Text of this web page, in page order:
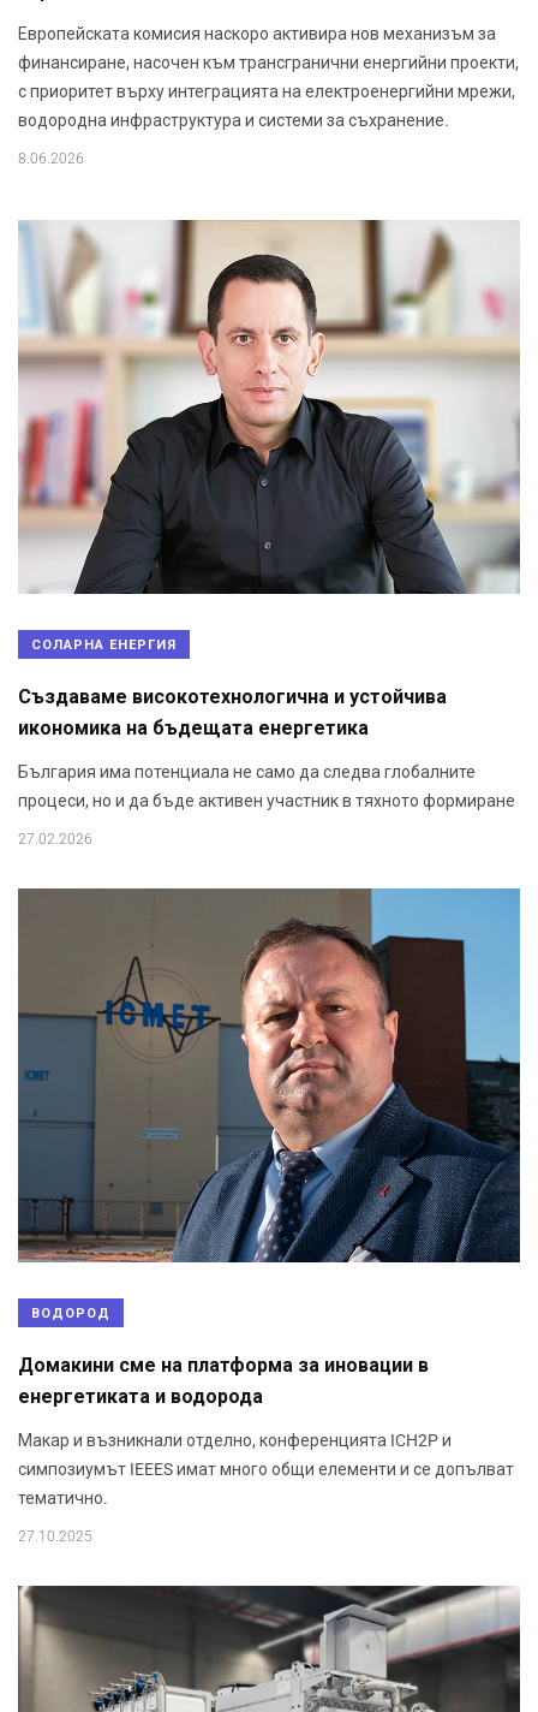
Европейската комисия наскоро активира нов механизъм за
финансиране, насочен към трансгранични енергийни проекти,
с приоритет върху интеграцията на електроенергийни мрежи,
водородна инфраструктура и системи за съхранение.
8.06.2026
СОЛАРНА ЕНЕРГИЯ
Създаваме високотехнологична и устойчива
икономика на бъдещата енергетика
България има потенциала не само да следва глобалните
процеси, но и да бъде активен участник в тяхното формиране
27.02.2026
ВОДОРОД
Домакини сме на платформа за иновации в
енергетиката и водорода
Макар и възникнали отделно, конференцията ICH2P и
симпозиумът IEEES имат много общи елементи и се допълват
тематично.
27.10.2025